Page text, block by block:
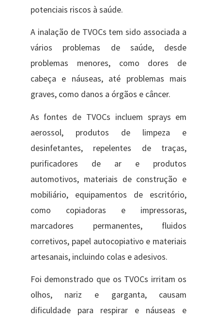
potenciais riscos à saúde.
A inalação de TVOCs tem sido associada a
vários problemas de saúde, desde
problemas menores, como dores de
cabeça e náuseas, até problemas mais
graves, como danos a órgãos e câncer.
As fontes de TVOCs incluem sprays em
aerossol, produtos de limpeza e
desinfetantes, repelentes de traças,
purificadores de ar e produtos
automotivos​, materiais de construção e
mobiliário, equipamentos de escritório,
como copiadoras e impressoras,
marcadores permanentes, fluidos
corretivos, papel autocopiativo e materiais
artesanais, incluindo colas e adesivos.
Foi demonstrado que os TVOCs irritam os
olhos, nariz e garganta, causam
dificuldade para respirar e náuseas e